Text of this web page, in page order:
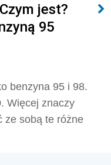
jest?
95
benzyna 95 i 98.
Więcej znaczy
ze sobą te różne